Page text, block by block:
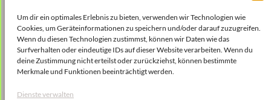
Um dir ein optimales Erlebnis zu bieten, verwenden wir Technologien wie
Cookies, um Geräteinformationen zu speichern und/oder darauf zuzugreifen.
Wenn du diesen Technologien zustimmst, können wir Daten wie das
Surfverhalten oder eindeutige IDs auf dieser Website verarbeiten. Wenn du
deine Zustimmung nicht erteilst oder zurückziehst, können bestimmte
Merkmale und Funktionen beeinträchtigt werden.
Dienste verwalten